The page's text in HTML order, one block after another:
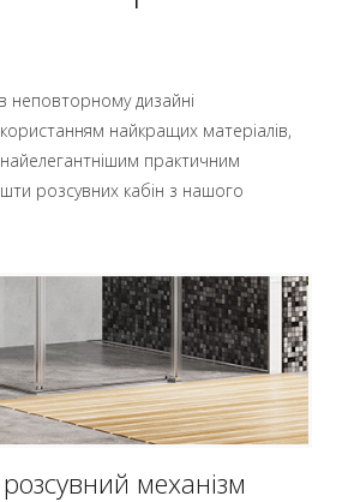
неповторному дизайні
найкращих матеріалів,
практичним
розсувних кабін з нашого
механізм